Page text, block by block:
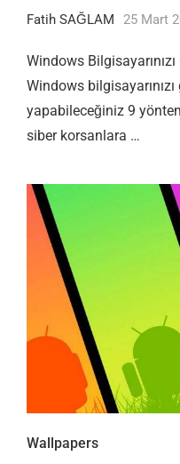
Fatih SAĞLAM 25 Mart
Windows
Windows
yapabileceğiniz 9
siber korsanlara …
Wallpapers